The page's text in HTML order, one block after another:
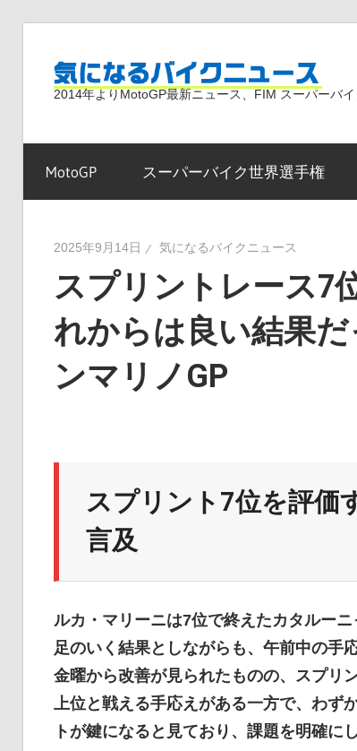
バ
2014年よりMotoGP最新ニュース、FIM スーパーバ
MotoGP スーパーバイク世界選手権
2025年9月14日 気になるバイクニュース
スプリントレース
れからは良い結果
ンマリノGP
スプリント7位を評価
言及
ルカ・マリーニは7位で終えたカタルー
足のいく結果としながらも、午前中の手
金曜から改善が見られたものの、スプリ
上位と戦える手応えがある一方で、わず
トが鍵になると見ており、課題を明確に